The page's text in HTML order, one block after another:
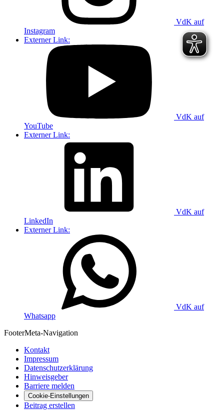
VdK auf
Instagram
Externer Link:
VdK auf
YouTube
Externer Link:
VdK auf
LinkedIn
Externer Link:
VdK auf
Whatsapp
FooterMeta-Navigation
Kontakt
Impressum
Datenschutzerklärung
Hinweisgeber
Barriere melden
Cookie-Einstellungen
Beitrag erstellen